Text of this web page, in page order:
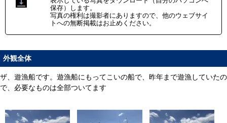
保存）します。
写真の権利は撮影者にありますので、他のウェブサイ
トへの無断掲載はお止めください。
外観全体
ザ、遊漁船です。遊漁船にもってこいの船で、昨年まで遊漁していたの
で、必要なものは全部ついてます